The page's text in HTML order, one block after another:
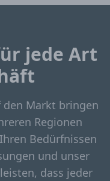
jede Art
den Markt bringen
Regionen
Bedürfnissen
und unser
dass jeder